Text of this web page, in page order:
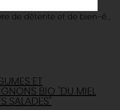
de détente et de bien-ê...
ET
BIO "DU MIEL
SALADES"